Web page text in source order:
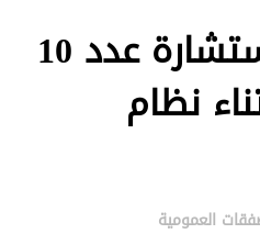
نتائج طلب الاستشارة عدد 10
اقتناء نظام
العمومية